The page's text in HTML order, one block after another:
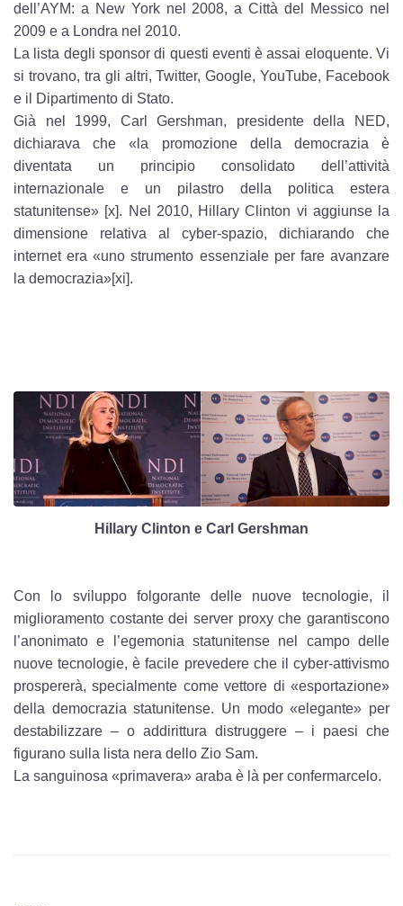
dell’AYM: a New York nel 2008, a Città del Messico nel
2009 e a Londra nel 2010.
La lista degli sponsor di questi eventi è assai eloquente. Vi
si trovano, tra gli altri, Twitter, Google, YouTube, Facebook
e il Dipartimento di Stato.
Già nel 1999, Carl Gershman, presidente della NED,
dichiarava che «la promozione della democrazia è
diventata un principio consolidato dell’attività
internazionale e un pilastro della politica estera
statunitense» [x]. Nel 2010, Hillary Clinton vi aggiunse la
dimensione relativa al cyber-spazio, dichiarando che
internet era «uno strumento essenziale per fare avanzare
la democrazia»[xi].
Hillary Clinton e Carl Gershman
Con lo sviluppo folgorante delle nuove tecnologie, il
miglioramento costante dei server proxy che garantiscono
l’anonimato e l’egemonia statunitense nel campo delle
nuove tecnologie, è facile prevedere che il cyber-attivismo
prospererà, specialmente come vettore di «esportazione»
della democrazia statunitense. Un modo «elegante» per
destabilizzare – o addirittura distruggere – i paesi che
figurano sulla lista nera dello Zio Sam.
La sanguinosa «primavera» araba è là per confermarcelo.